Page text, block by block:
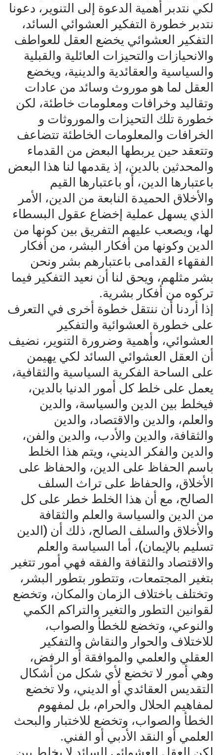
لكي نتدبر أهمية الدعوة إلى التنوير، دعونا
نتدبر خطورة التفكير العشوائي السائد،
التفكير العشوائي يخضع العقل للعواطف
والانحيازات والتحيزات العائلية والقبلية
والسياسية والعقائدية والدينية، ويخضع
العقل لما هو موروث وسائد من عادات
وتقاليد وخرافات ومعلومات خاطئة، لكن
خطورة تلك التحيزات والموروثات و
الخرافات والمعلومات الخاطئة تتضاعف
وتتعقد حين يربطها البعض من القدماء
والمحدثين بالدين، إذ يقدمها لنا هذا البعض
باعتبارها الدين، أو باعتبارها القيم
والأخلاق الحميدة النابعة من الدين، الأمر
الذي يسهل عملية إخضاع عقول البسطاء
لها، ويصعب عليهم التفريق بين كونها من
الدين وكونها من أفكار البشر، من أفكار
الفقهاء القدامى باعتبارهم بشر ونحن
بشر مثلهم، ويحق لنا أن نعيد التفكير فيما
تركوه من أفكار بشرية.
إذا أردنا أن ننتقل خطوة أخرى في التعرف
على خطورة العشوائية والتفكير
العشوائي، وأهمية وضرورة التنوير، نضيف
أن العقل العشوائي السائد لكي يهيمن
على الساحة الفكرية السياسية والثقافية،
يعمل على خلط كل أمور الدنيا بالدين،
فيخلط بين الدين والسياسة، والدين
والعلم، والدين والاقتصاد، والدين
والثقافة، والدين والأدب، والدين والفن،
والدين والفكر الديني، ويتم هذا الخلط
باسم الحفاظ على الدين، والحفاظ على
الأخلاق، والحفاظ على تراث السلف
الصالح، مع أن هذا الخلط خطر على كل
من الدين والسياسة والعلم والثقافة
والأخلاق والسلف الصالح، ذلك أن (الدين
تسليم بالإيمان)، أما السياسة والعلم
والاقتصاد والثقافة والفقه فهي أمور تتغير
بتغير المجتمعات، وتتطور بتطور البشر،
وتختلف باختلاف الزمان والمكان، وتخضع
لقوانين التطور والتغير والتراكم الكمي
والنوعي، وتخضع للخطأ والصواب،
للاختلاف والحوار والنقاش والتفكير
العقلي والعلمي والموافقة أو الرفض،
وهي أمور لا تخضع لأي شكل من أشكال
التقديس العقائدي أو الديني، ولا تخضع
لمفاهيم الحلال والحرام، بل لمفهوم
الخطأ والصواب، وتخضع للاختبار والبحث
العلمي أو النقد الأدبي أو الفني.
لكن العقل العشوائي السائد لا يخلط بين